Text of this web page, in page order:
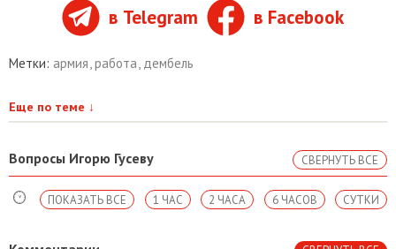
в Telegram в Facebook
Метки: армия,работа, дембель
Еще по теме ↓
Вопросы Игорю Гусеву СВЕРНУТЬ ВСЕ
СУТКИ
6 ЧАСОВ
2 ЧАСА
1 ЧАС
ПОКАЗАТЬ ВСЕ